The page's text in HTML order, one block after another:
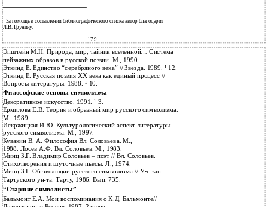
За помощь в составлении библиографического списка автор благодарит
Л.В. Грунину.
179
Эпштейн М.Н. Природа, мир, тайник вселенной… Система
пейзажных образов в русской поэзии. М., 1990.
Эткинд Е. Единство “серебряного века” // Звезда. 1989. ¹ 12.
Эткинд Е. Русская поэзия ХХ века как единый процесс //
Вопросы литературы. 1988. ¹ 10.
Философские основы символизма
Декоративное искусство. 1991. ¹ 3.
Ермилова Е.В. Теория и образный мир русского символизма.
М., 1989.
Искржицкая И.Ю. Культурологический аспект литературы
русского символизма. М., 1997.
Кувакин В. А. Философия Вл. Соловьева. М.,
1988. Лосев А.Ф. Вл. Соловьев. М., 1983.
Минц 3.Г. Владимир Соловьев – поэт // Вл. Соловьев.
Стихотворения и шуточные пьесы. Л., 1974.
Минц 3.Г. Об эволюции русского символизма // Уч. зап.
Тартуского ун-та. Тарту, 1986. Вып. 735.
“Старшие символисты”
Бальмонт Е.А. Мои воспоминания о К.Д. Бальмонте//